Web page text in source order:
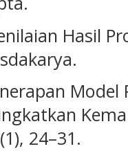
Hasil
24–31.